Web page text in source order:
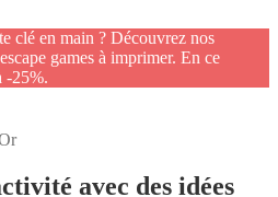
clé en main ? Découvrez nos
games à imprimer. En ce
-25%.
avec des idées